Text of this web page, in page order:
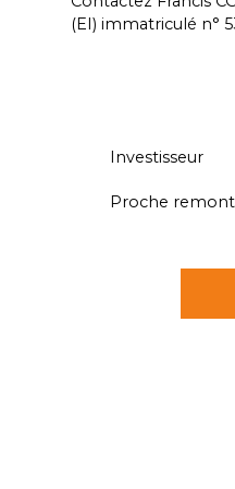
(EI) immatriculé n°
Investisseur
Proche